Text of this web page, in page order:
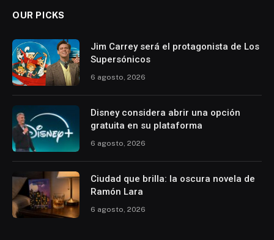
OUR PICKS
Jim Carrey será el protagonista de Los
Supersónicos
6 agosto, 2026
Disney considera abrir una opción
gratuita en su plataforma
6 agosto, 2026
Ciudad que brilla: la oscura novela de
Ramón Lara
6 agosto, 2026